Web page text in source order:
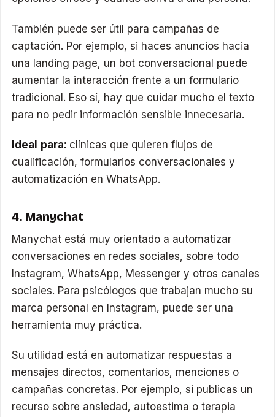
También puede ser útil para campañas de
captación. Por ejemplo, si haces anuncios hacia
una landing page, un bot conversacional puede
aumentar la interacción frente a un formulario
tradicional. Eso sí, hay que cuidar mucho el texto
para no pedir información sensible innecesaria.
Ideal para: clínicas que quieren flujos de
cualificación, formularios conversacionales y
automatización en WhatsApp.
4. Manychat
Manychat está muy orientado a automatizar
conversaciones en redes sociales, sobre todo
Instagram, WhatsApp, Messenger y otros canales
sociales. Para psicólogos que trabajan mucho su
marca personal en Instagram, puede ser una
herramienta muy práctica.
Su utilidad está en automatizar respuestas a
mensajes directos, comentarios, menciones o
campañas concretas. Por ejemplo, si publicas un
recurso sobre ansiedad, autoestima o terapia